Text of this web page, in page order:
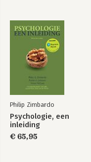
Philip Zimbardo
Psychologie, een
inleiding
€ 65,95